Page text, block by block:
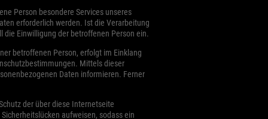
Person besondere Services unseres
erforderlich werden. Ist die Verarbeitung
Einwilligung der betroffenen Person ein.
betroffenen Person, erfolgt im Einklang
Mittels dieser
Daten informieren. Ferner
der über diese Internetseite
aufweisen, sodass ein
Zurück